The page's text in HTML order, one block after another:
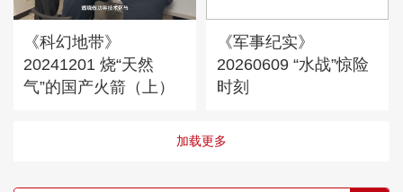
《科幻地带》
20241201 烧“天然
气”的国产火箭（上）
《军事纪实》
20260609 “水战”惊险
时刻
加载更多